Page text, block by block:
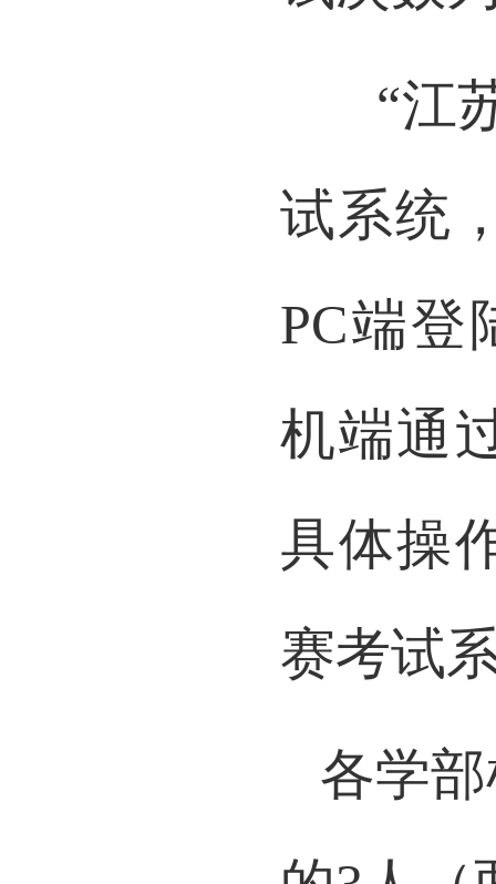
“江
试系统
PC端登
机端通
具体操
赛考试
各学